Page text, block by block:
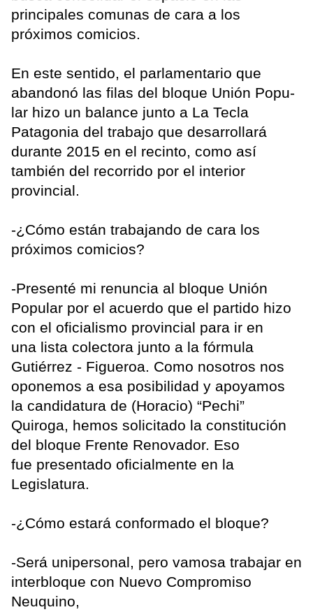
principales comunas de cara a los
próximos comicios.
En este sentido, el parlamentario que
abandonó las filas del bloque Unión Popu-
lar hizo un balance junto a La Tecla
Patagonia del trabajo que desarrollará
durante 2015 en el recinto, como así
también del recorrido por el interior
provincial.
-¿Cómo están trabajando de cara los
próximos comicios?
-Presenté mi renuncia al bloque Unión
Popular por el acuerdo que el partido hizo
con el oficialismo provincial para ir en
una lista colectora junto a la fórmula
Gutiérrez - Figueroa. Como nosotros nos
oponemos a esa posibilidad y apoyamos
la candidatura de (Horacio) “Pechi”
Quiroga, hemos solicitado la constitución
del bloque Frente Renovador. Eso
fue presentado oficialmente en la
Legislatura.
-¿Cómo estará conformado el bloque?
-Será unipersonal, pero vamosa trabajar en
interbloque con Nuevo Compromiso
Neuquino,